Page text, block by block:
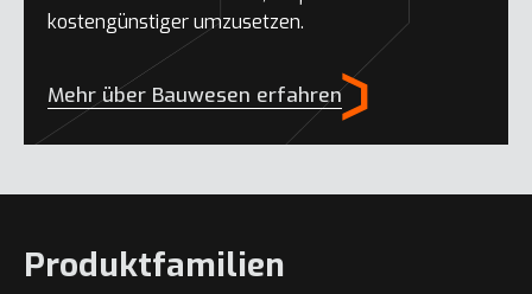
kostengünstiger umzusetzen.
Mehr über Bauwesen erfahren
Produktfamilien